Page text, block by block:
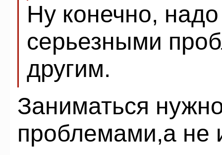
Ну конечно,
серьезными
другим.
Заниматься
проблемами,а не